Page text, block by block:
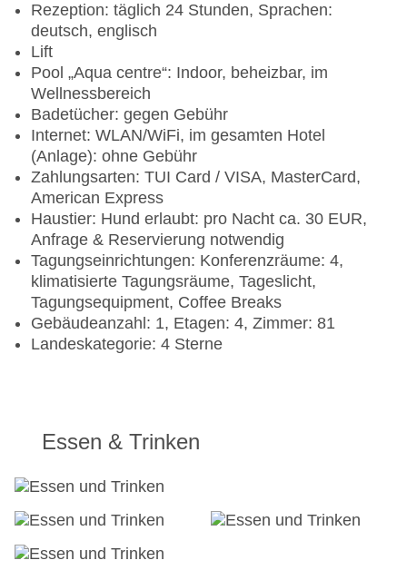
Rezeption: täglich 24 Stunden, Sprachen:
deutsch, englisch
Lift
Pool „Aqua centre“: Indoor, beheizbar, im
Wellnessbereich
Badetücher: gegen Gebühr
Internet: WLAN/WiFi, im gesamten Hotel
(Anlage): ohne Gebühr
Zahlungsarten: TUI Card / VISA, MasterCard,
American Express
Haustier: Hund erlaubt: pro Nacht ca. 30 EUR,
Anfrage & Reservierung notwendig
Tagungseinrichtungen: Konferenzräume: 4,
klimatisierte Tagungsräume, Tageslicht,
Tagungsequipment, Coffee Breaks
Gebäudeanzahl: 1, Etagen: 4, Zimmer: 81
Landeskategorie: 4 Sterne
Essen & Trinken